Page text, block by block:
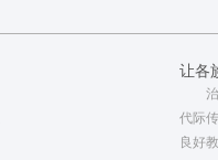
让各
代际
良好